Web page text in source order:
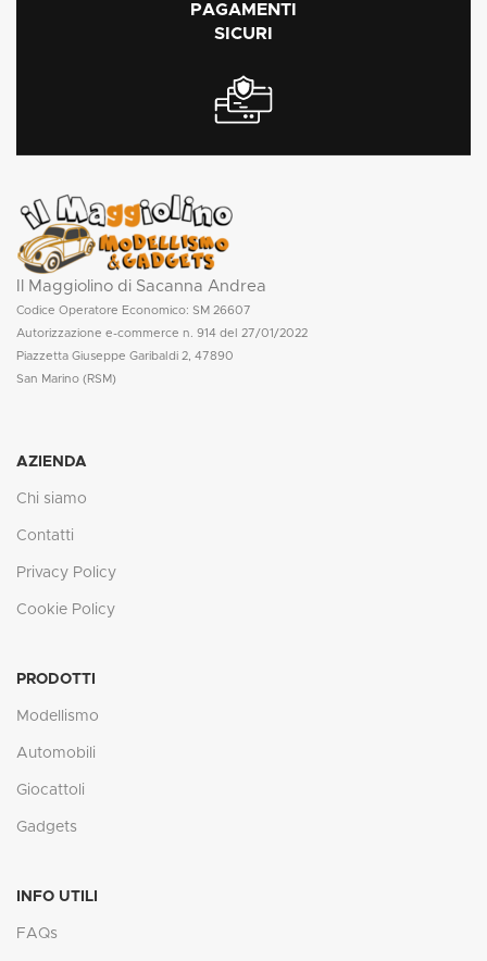
PAGAMENTI
SICURI
Il Maggiolino di Sacanna Andrea
Codice Operatore Economico: SM 26607
Autorizzazione e-commerce n. 914 del 27/01/2022
Piazzetta Giuseppe Garibaldi 2, 47890
San Marino (RSM)
AZIENDA
Chi siamo
Contatti
Privacy Policy
Cookie Policy
PRODOTTI
Modellismo
Automobili
Giocattoli
Gadgets
INFO UTILI
FAQs